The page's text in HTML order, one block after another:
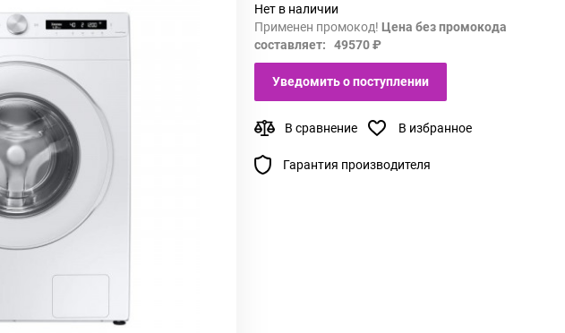
Нет в наличии
Применен промокод! Цена без промокода
составляет: 49570 ₽
Уведомить о поступлении
В сравнение В избранное
Гарантия производителя